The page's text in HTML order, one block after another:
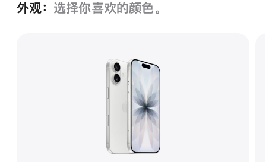
外观： 选择你喜欢的颜色。